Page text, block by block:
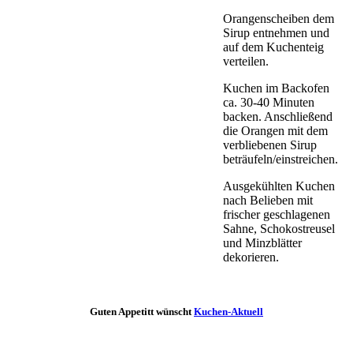
Orangenscheiben dem
Sirup entnehmen und
auf dem Kuchenteig
verteilen.
Kuchen im Backofen
ca. 30-40 Minuten
backen. Anschließend
die Orangen mit dem
verbliebenen Sirup
beträufeln/einstreichen.
Ausgekühlten Kuchen
nach Belieben mit
frischer geschlagenen
Sahne, Schokostreusel
und Minzblätter
dekorieren.
Guten Appetitt wünscht Kuchen-Aktuell